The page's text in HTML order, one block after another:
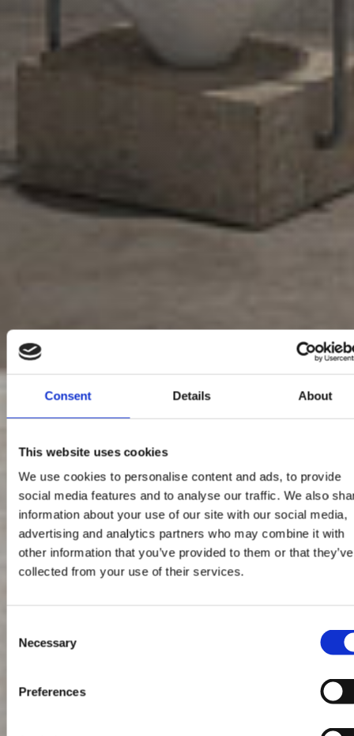
Consent Details About
This website uses cookies
We use cookies to personalise content and ads, to provide
social media features and to analyse our traffic. We also
information about your use of our site with our social media,
advertising and analytics partners who may combine it with
other information that you’ve provided to them or that they’ve
collected from your use of their services.
Selection
Necessary
Preferences